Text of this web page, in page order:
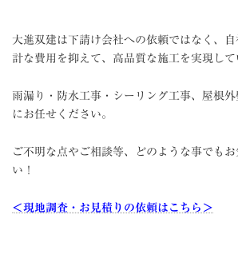
大進双建は下請け会社への依頼ではなく、
計な費用を抑えて、高品質な施工を実現して
雨漏り・防水工事・シーリング工事、屋根
にお任せください。
ご不明な点やご相談等、どのような事でも
い！
＜現地調査・お見積りの依頼はこちら＞